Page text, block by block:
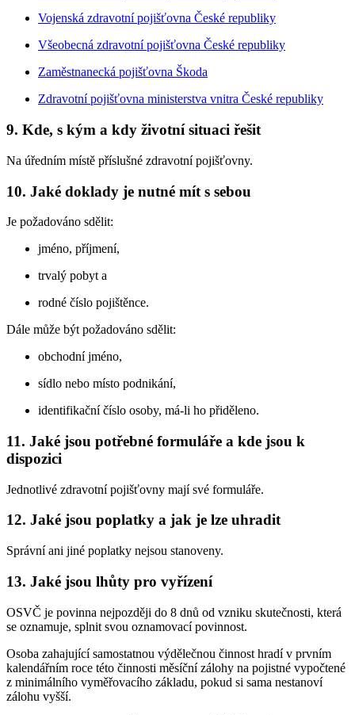
Vojenská zdravotní pojišťovna České republiky
Všeobecná zdravotní pojišťovna České republiky
Zaměstnanecká pojišťovna Škoda
Zdravotní pojišťovna ministerstva vnitra České republiky
9. Kde, s kým a kdy životní situaci řešit
Na úředním místě příslušné zdravotní pojišťovny.
10. Jaké doklady je nutné mít s sebou
Je požadováno sdělit:
jméno, příjmení,
trvalý pobyt a
rodné číslo pojištěnce.
Dále může být požadováno sdělit:
obchodní jméno,
sídlo nebo místo podnikání,
identifikační číslo osoby, má-li ho přiděleno.
11. Jaké jsou potřebné formuláře a kde jsou k
dispozici
Jednotlivé zdravotní pojišťovny mají své formuláře.
12. Jaké jsou poplatky a jak je lze uhradit
Správní ani jiné poplatky nejsou stanoveny.
13. Jaké jsou lhůty pro vyřízení
OSVČ je povinna nejpozději do 8 dnů od vzniku skutečnosti, která
se oznamuje, splnit svou oznamovací povinnost.
Osoba zahajující samostatnou výdělečnou činnost hradí v prvním
kalendářním roce této činnosti měsíční zálohy na pojistné vypočtené
z minimálního vyměřovacího základu, pokud si sama nestanoví
zálohu vyšší.